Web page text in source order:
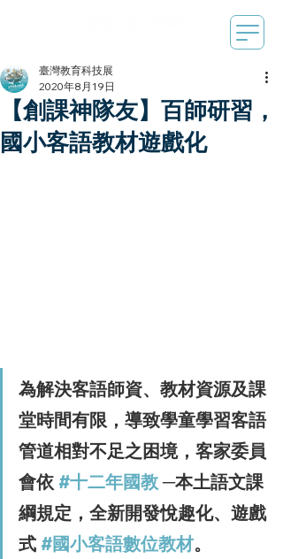
【創課神隊友】百師研習，
國小客語教材遊戲化
臺灣教育科技展
2020年8月19日
為解決客語師資、教材資源及課
堂時間有限，導致學童學習客語
管道相對不足之困境，客家委員
會依 #十二年國教 ─本土語文課
綱規定，全新開發悅趣化、遊戲
式 #國小客語數位教材。